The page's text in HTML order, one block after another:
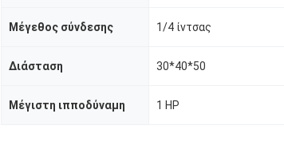
Μέγεθος σύνδεσης 1/4 ίντσας
Διάσταση 30*40*50
Μέγιστη ιπποδύναμη 1 HP